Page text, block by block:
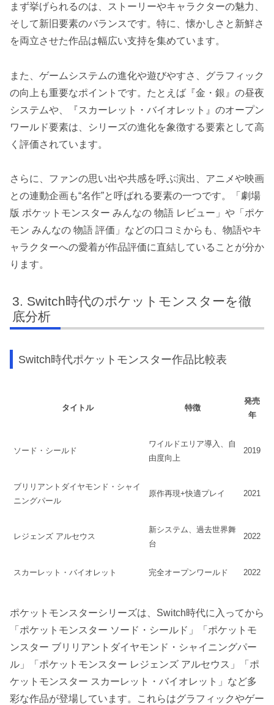
まず挙げられるのは、ストーリーやキャラクターの魅力、
そして新旧要素のバランスです。特に、懐かしさと新鮮さ
を両立させた作品は幅広い支持を集めています。
また、ゲームシステムの進化や遊びやすさ、グラフィック
の向上も重要なポイントです。たとえば『金・銀』の昼夜
システムや、『スカーレット・バイオレット』のオープン
ワールド要素は、シリーズの進化を象徴する要素として高
く評価されています。
さらに、ファンの思い出や共感を呼ぶ演出、アニメや映画
との連動企画も“名作”と呼ばれる要素の一つです。「劇場
版 ポケットモンスター みんなの 物語 レビュー」や「ポケ
モン みんなの 物語 評価」などの口コミからも、物語やキ
ャラクターへの愛着が作品評価に直結していることが分か
ります。
Switch時代のポケットモンスターを徹
底分析
Switch時代ポケットモンスター作品比較表
タイトル 特徴
発売
年
ソード・シールド
ワイルドエリア導入、自
由度向上
2019
ブリリアントダイヤモンド・シャイ
ニングパール
原作再現+快適プレイ 2021
レジェンズ アルセウス
新システム、過去世界舞
台
2022
スカーレット・バイオレット 完全オープンワールド 2022
ポケットモンスターシリーズは、Switch時代に入ってから
「ポケットモンスター ソード・シールド」「ポケットモ
ンスター ブリリアントダイヤモンド・シャイニングパー
ル」「ポケットモンスター レジェンズ アルセウス」「ポ
ケットモンスター スカーレット・バイオレット」など多
彩な作品が登場しています。これらはグラフィックやゲー